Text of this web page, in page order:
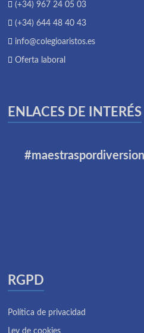
(+34) 967 24 05 03
(+34) 644 48 40 43
info@colegioaristos.es
Oferta laboral
ENLACES DE INTERÉS
#maestraspordiversion
RGPD
Política de privacidad